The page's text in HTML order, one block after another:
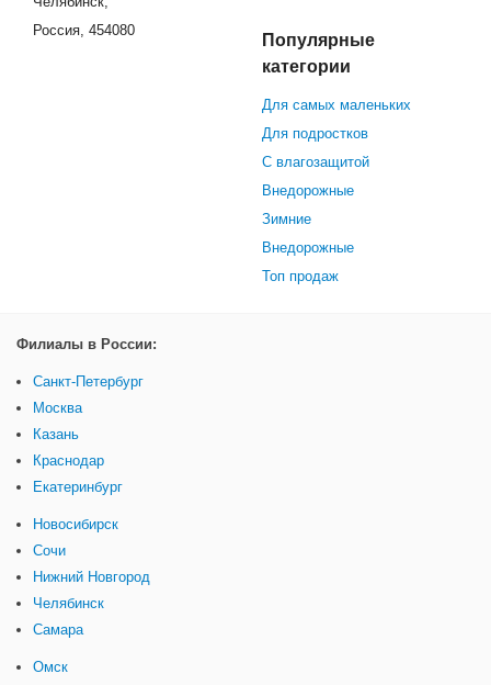
Россия, 454080
Популярные
категории
Для самых маленьких
Для подростков
С влагозащитой
Внедорожные
Зимние
Внедорожные
Топ продаж
Филиалы в России:
Санкт-Петербург
Москва
Казань
Краснодар
Екатеринбург
Новосибирск
Сочи
Нижний Новгород
Челябинск
Самара
Омск